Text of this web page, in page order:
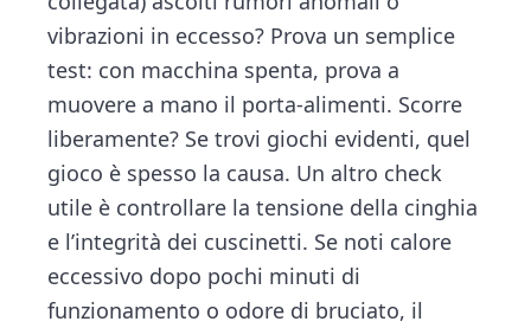
vibrazioni in eccesso? Prova un semplice
test: con macchina spenta, prova a
muovere a mano il porta-alimenti. Scorre
liberamente? Se trovi giochi evidenti, quel
gioco è spesso la causa. Un altro check
utile è controllare la tensione della cinghia
e l’integrità dei cuscinetti. Se noti calore
eccessivo dopo pochi minuti di
funzionamento o odore di bruciato, il